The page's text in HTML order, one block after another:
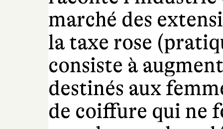
marché des
la taxe rose
consiste à
destinés aux
de coiffure qui ne